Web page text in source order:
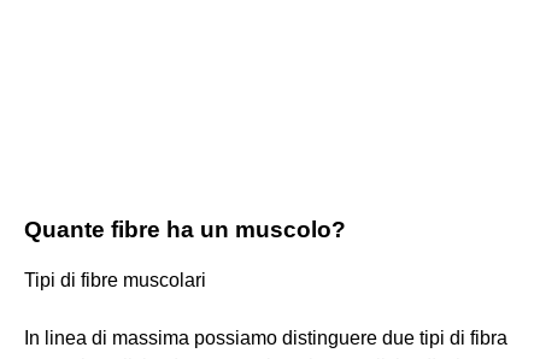
Quante fibre ha un muscolo?
Tipi di fibre muscolari
In linea di massima possiamo distinguere due tipi di fibra